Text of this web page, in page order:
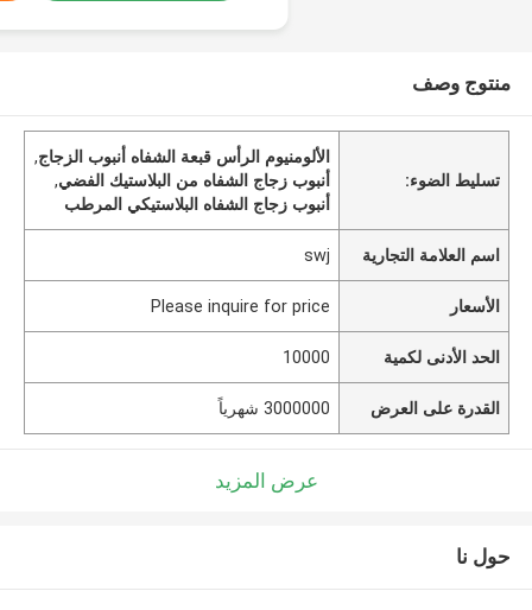
منتوج وصف
تسليط الضوء:
الألومنيوم الرأس قبعة الشفاه أنبوب الزجاج,
أنبوب زجاج الشفاه من البلاستيك الفضي,
أنبوب زجاج الشفاه البلاستيكي المرطب
اسم العلامة التجارية swj
الأسعار Please inquire for price
الحد الأدنى لكمية 10000
القدرة على العرض 3000000 شهرياً
عرض المزيد
حول نا